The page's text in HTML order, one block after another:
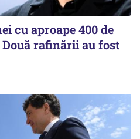
cu aproape 400 de
rafinării au fost